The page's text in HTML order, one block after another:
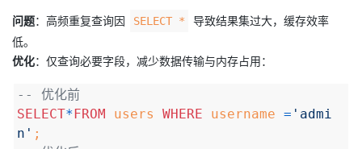
问题：高频重复查询因 SELECT *
导致结果集过大，缓存效率
低。
优化：仅查询必要字段，减少数据传输与内存占用：
-- 优化前
SELECT*FROM users WHERE username = 'admi
n' ;